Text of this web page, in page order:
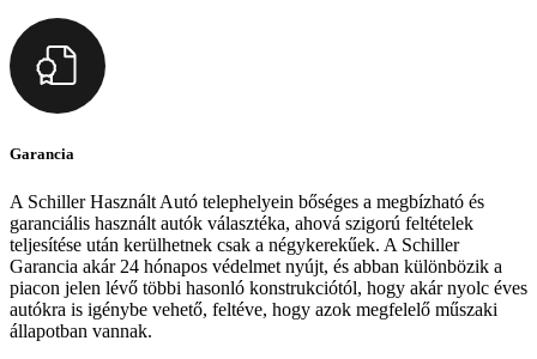
Garancia
A Schiller Használt Autó telephelyein bőséges a megbízható és
garanciális használt autók választéka, ahová szigorú feltételek
teljesítése után kerülhetnek csak a négykerekűek. A Schiller
Garancia akár 24 hónapos védelmet nyújt, és abban különbözik a
piacon jelen lévő többi hasonló konstrukciótól, hogy akár nyolc éves
autókra is igénybe vehető, feltéve, hogy azok megfelelő műszaki
állapotban vannak.